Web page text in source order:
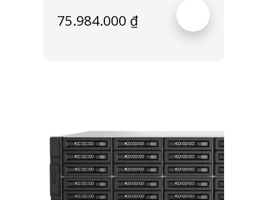
75.984.000 ₫